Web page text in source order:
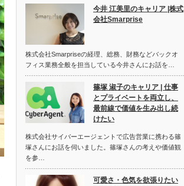
今井 江美里のキャリア |株式
会社Smarprise
株式会社Smarpriseの経理、総務、財務などバックオ
フィス業務全般を担当している今井さんにお話を…
篠塚 淑子のキャリア | 仕事
とプライベートを両立し、
最前線で価値を生み出し続
けたい
株式会社サイバーエージェントで広告営業に携わる篠
塚さんにお話を伺いました。篠塚さんの考えや価値観
を参…
可愛さ・色気を欲張りたい